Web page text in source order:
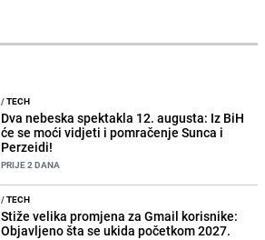
/TECH
Dva nebeska spektakla 12. augusta: Iz BiH
će se moći vidjeti i pomračenje Sunca i
Perzeidi!
PRIJE 2 DANA
/TECH
Stiže velika promjena za Gmail korisnike:
Objavljeno šta se ukida početkom 2027.